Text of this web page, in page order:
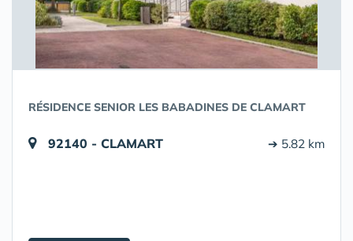
RÉSIDENCE SENIOR LES BABADINES DE CLAMART
92140 - CLAMART ➔ 5.82 km